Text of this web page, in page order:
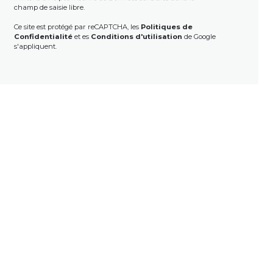
champ de saisie libre.
Ce site est protégé par reCAPTCHA, les Politiques de
Confidentialitéet es Conditions d'utilisation de Google
s'appliquent.